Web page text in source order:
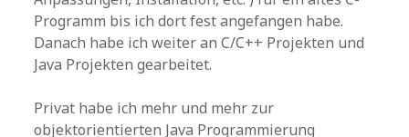
Programm bis ich dort fest angefangen habe.
Danach habe ich weiter an C/C++ Projekten und
Java Projekten gearbeitet.
Privat habe ich mehr und mehr zur
objektorientierten Java Programmierung